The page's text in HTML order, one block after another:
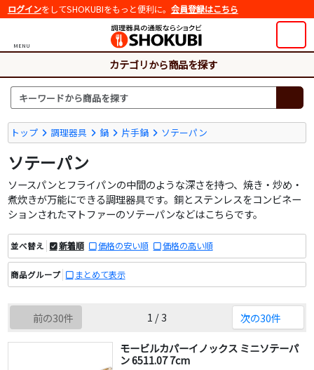
ログインをしてSHOKUBIをもっと便利に。 会員登録はこちら
MENU
カテゴリから商品を探す
トップ 調理器具 鍋 片手鍋 ソテーパン
ソテーパン
ソースパンとフライパンの中間のような深さを持つ、焼き・炒め・
煮炊きが万能にできる調理器具です。銅とステンレスをコンビネー
ションされたマトファーのソテーパンなどはこちらです。
並べ替え 新着順 価格の安い順 価格の高い順
商品グループ まとめて表示
前の30件 1 / 3 次の30件
モービルカパーイノックス ミニソテーパ
ン 6511.07 7cm